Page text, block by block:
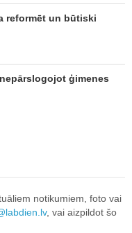
reformēt un būtiski
ģimenes
notikumiem, foto vai
, vai aizpildot šo